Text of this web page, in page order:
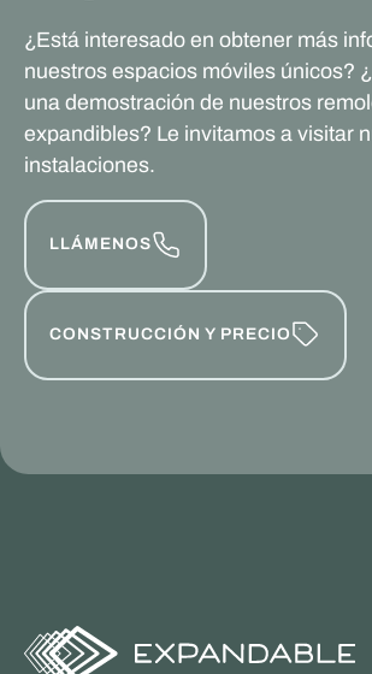
¿Está interesado en obtener más
nuestros espacios móviles únicos?
una demostración de nuestros
expandibles? Le invitamos a visitar
instalaciones.
LLÁMENOS
CONSTRUCCIÓN Y PRECIO